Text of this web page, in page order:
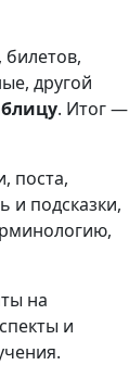
другой
. Итог —
поста,
и подсказки,
на
и